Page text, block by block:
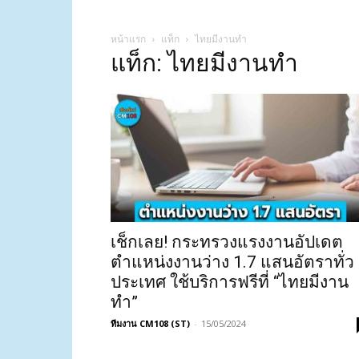
หน้าแรก แท็ก ไทยมีงานทำ
แท็ก: ไทยมีงานทำ
เช็กเลย! กระทรวงแรงงานอัปเดต
ตำแหน่งงานว่าง 1.7 แสนอัตราทั่ว
ประเทศ ใช้บริการฟรีที่ “ไทยมีงาน
ทำ”
ทีมงาน CM108 (ST) - 15/05/2024